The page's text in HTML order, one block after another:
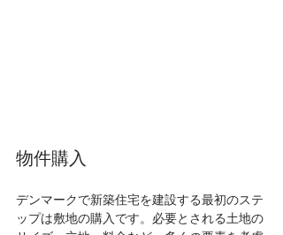
物件購入
デンマークで新築住宅を建設する最初のステ
ップは敷地の購入です。必要とされる土地の